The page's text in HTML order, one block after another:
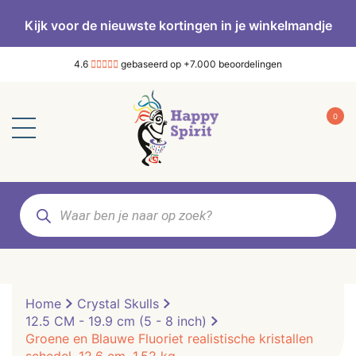
Kijk voor de nieuwste kortingen in je winkelmandje
4.6 gebaseerd op +7.000 beoordelingen
0
Producten
zoeken
Home
Crystal Skulls
12.5 CM - 19.9 cm (5 - 8 inch)
Groene en Blauwe Fluoriet realistische kristallen